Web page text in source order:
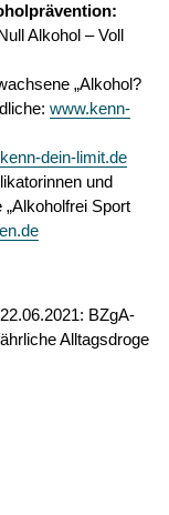
Alkohol – Voll
„Alkohol?
www.kenn-
dein-limit.de
und
Sport
BZgA-
Alltagsdroge